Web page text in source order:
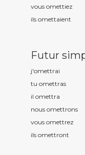
vous omettiez
ils omettaient
Futur
j'omettrai
tu omettras
il omettra
nous omettrons
vous omettrez
ils omettront